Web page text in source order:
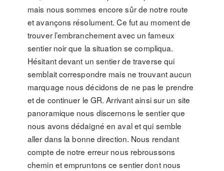
mais nous sommes encore sûr de notre route
et avançons résolument. Ce fut au moment de
trouver l’embranchement avec un fameux
sentier noir que la situation se compliqua.
Hésitant devant un sentier de traverse qui
semblait correspondre mais ne trouvant aucun
marquage nous décidons de ne pas le prendre
et de continuer le GR. Arrivant ainsi sur un site
panoramique nous discernons le sentier que
nous avons dédaigné en aval et qui semble
aller dans la bonne direction. Nous rendant
compte de notre erreur nous rebroussons
chemin et empruntons ce sentier dont nous